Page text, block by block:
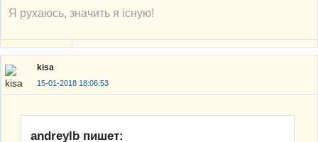
Я рухаюсь, значить я існую!
kisa
15-01-2018 18:06:53
andreylb пишет: